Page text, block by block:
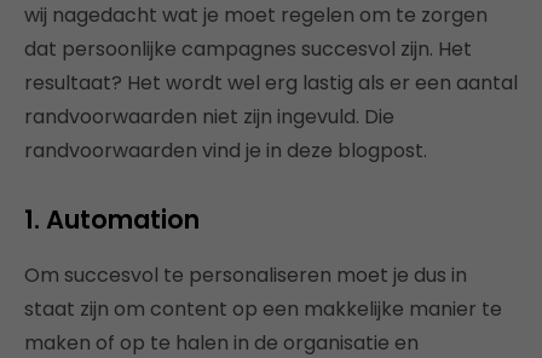
wij nagedacht wat je moet regelen om te zorgen
dat persoonlijke campagnes succesvol zijn. Het
resultaat? Het wordt wel erg lastig als er een aantal
randvoorwaarden niet zijn ingevuld. Die
randvoorwaarden vind je in deze blogpost.
1. Automation
Om succesvol te personaliseren moet je dus in
staat zijn om content op een makkelijke manier te
maken of op te halen in de organisatie en